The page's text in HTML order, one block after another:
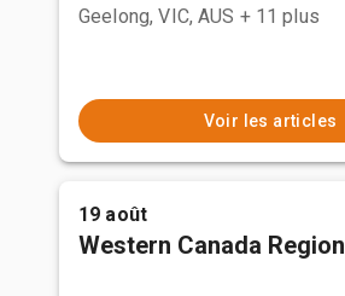
Geelong, VIC, AUS + 11 plus
Voir les articles
19 août
Western Canada